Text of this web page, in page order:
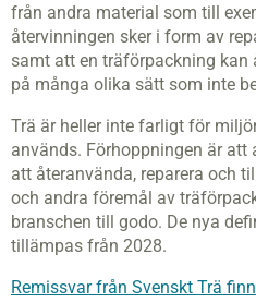
från andra material som till
återvinningen sker i form av
samt att en träförpackning kan
på många olika sätt som inte
Trä är heller inte farligt för
används. Förhoppningen är
att återanvända, reparera och
och andra föremål av
branschen till godo. De nya
tillämpas från 2028.
Remissvar från Svenskt Trä